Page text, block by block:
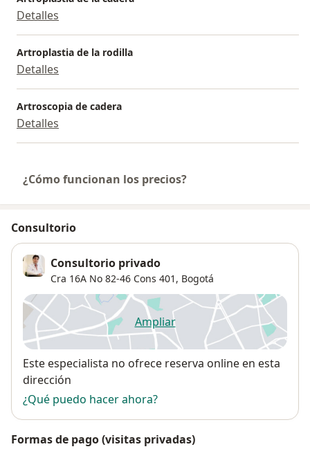
Detalles
Artroplastia de la rodilla
Detalles
Artroscopia de cadera
Detalles
¿Cómo funcionan los precios?
Consultorio
Consultorio privado
Cra 16A No 82-46 Cons 401, Bogotá
Ampliarse abre en una nueva
Disponibilidad
Este especialista no ofrece reserva online en esta
dirección
¿Qué puedo hacer ahora?
Formas de pago (visitas privadas)